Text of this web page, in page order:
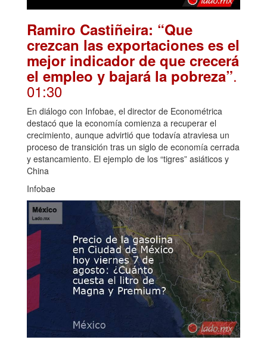
Ramiro Castiñeira: “Que
crezcan las exportaciones es el
mejor indicador de que crecerá
el empleo y bajará la pobreza”.
01:30
En diálogo con Infobae, el director de Econométrica
destacó que la economía comienza a recuperar el
crecimiento, aunque advirtió que todavía atraviesa un
proceso de transición tras un siglo de economía cerrada
y estancamiento. El ejemplo de los “tigres” asiáticos y
China
Infobae